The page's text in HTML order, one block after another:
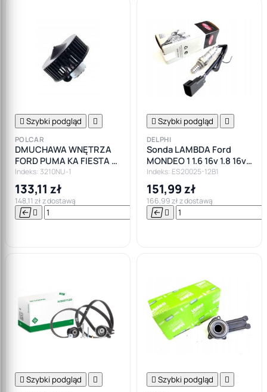
 Szybki podgląd 
POLCAR
DMUCHAWA WNĘTRZA
FORD PUMA KA FIESTA V
95-02
Indeks: 3210NU-1
133,11 zł
148,11 zł z dostawą
  

 Szybki podgląd 
DELPHI
Sonda LAMBDA Ford
MONDEO 1 1.6 16v 1.8 16v
2.0 16v
Indeks: ES20025-12B1
151,99 zł
166,99 zł z dostawą
 
 Szybki podgląd   Szybki podgląd 